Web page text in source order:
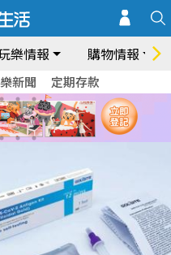
樂情報 購物情報
新聞 定期存款